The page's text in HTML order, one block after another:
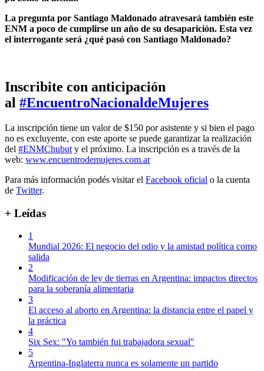
La pregunta por Santiago Maldonado atravesará también este
ENM a poco de cumplirse un año de su desaparición. Esta vez
el interrogante será ¿qué pasó con Santiago Maldonado?
Inscribite con anticipación
al #EncuentroNacionaldeMujeres
La inscripción tiene un valor de $150 por asistente y si bien el pago
no es excluyente, con este aporte se puede garantizar la realización
del #ENMChubut y el próximo. La inscripción es a través de la
web: www.encuentrodemujeres.com.ar
Para más información podés visitar el Facebook oficial o la cuenta
de Twitter.
+ Leídas
1
Mundial 2026: El negocio del odio y la amistad política como
salida
2
Modificación de ley de tierras en Argentina: impactos directos
para la soberanía alimentaria
3
El acceso al aborto en Argentina: la distancia entre el papel y
la práctica
4
Six Sex: "Yo también fui trabajadora sexual"
5
Argentina-Inglaterra nunca es solamente un partido